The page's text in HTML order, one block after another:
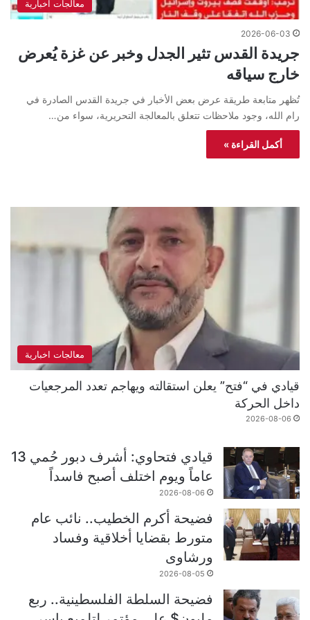
معالجات اخبارية
2026-06-03
جريدة القدس تثير الجدل وخبر عن غزة يُعرض
خارج سياقه
تُظهر متابعة طريقة عرض بعض الأخبار في جريدة القدس الصادرة في
رام الله، وجود ملاحظات تتعلق بالمعالجة التحريرية، سواء من…
أكمل القراءة »
معالجات اخبارية
قيادي في “فتح” يعلن استقالته ويهاجم تعدد المرجعيات
داخل الحركة
2026-08-06
قيادي فتحاوي: أشرف دبور حُمي 13
عاماً ويوم اختلف أصبح فاسداً
2026-08-06
فضيحة أكرم الخطيب.. نائب عام
متورط بقضايا أخلاقية وفساد
ورشاوى
2026-08-05
فضيحة السلطة الفلسطينية.. ربع